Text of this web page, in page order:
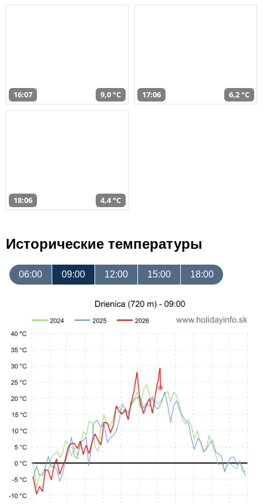
16:07 9,0 °C 17:06 6,2 °C
18:06 4,4 °C
Исторические температуры
06:00 09:00 12:00 15:00 18:00